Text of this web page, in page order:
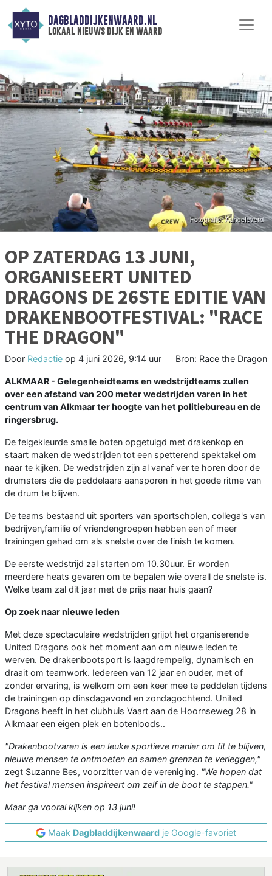
DAGBLADDIJKENWAARD.NL
lokaal nieuws dijk en waard
OP ZATERDAG 13 JUNI,
ORGANISEERT UNITED
DRAGONS DE 26STE EDITIE VAN
DRAKENBOOTFESTIVAL: "RACE
THE DRAGON"
Door Redactie op 4 juni 2026, 9:14 uur Bron: Race the Dragon
ALKMAAR - Gelegenheidteams en wedstrijdteams zullen
over een afstand van 200 meter wedstrijden varen in het
centrum van Alkmaar ter hoogte van het politiebureau en de
ringersbrug.
De felgekleurde smalle boten opgetuigd met drakenkop en
staart maken de wedstrijden tot een spetterend spektakel om
naar te kijken. De wedstrijden zijn al vanaf ver te horen door de
drumsters die de peddelaars aansporen in het goede ritme van
de drum te blijven.
De teams bestaand uit sporters van sportscholen, collega's van
bedrijven,familie of vriendengroepen hebben een of meer
trainingen gehad om als snelste over de finish te komen.
De eerste wedstrijd zal starten om 10.30uur. Er worden
meerdere heats gevaren om te bepalen wie overall de snelste is.
Welke team zal dit jaar met de prijs naar huis gaan?
Op zoek naar nieuwe leden
Met deze spectaculaire wedstrijden grijpt het organiserende
United Dragons ook het moment aan om nieuwe leden te
werven. De drakenbootsport is laagdrempelig, dynamisch en
draait om teamwork. Iedereen van 12 jaar en ouder, met of
zonder ervaring, is welkom om een keer mee te peddelen tijdens
de trainingen op dinsdagavond en zondagochtend. United
Dragons heeft in het clubhuis Vaart aan de Hoornseweg 28 in
Alkmaar een eigen plek en botenloods..
"Drakenbootvaren is een leuke sportieve manier om fit te blijven,
nieuwe mensen te ontmoeten en samen grenzen te verleggen,"
zegt Suzanne Bes, voorzitter van de vereniging. "We hopen dat
het festival mensen inspireert om zelf in de boot te stappen."
Maar ga vooral kijken op 13 juni!
Maak Dagbladdijkenwaard je Google-favoriet